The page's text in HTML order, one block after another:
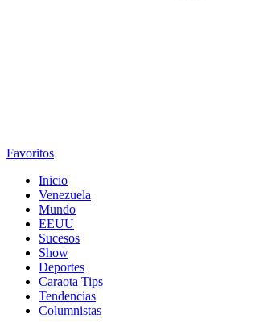
Favoritos
Inicio
Venezuela
Mundo
EEUU
Sucesos
Show
Deportes
Caraota Tips
Tendencias
Columnistas